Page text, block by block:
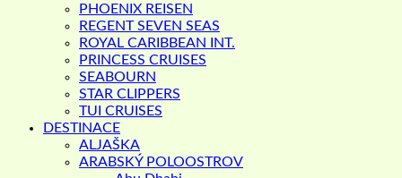
PHOENIX REISEN
REGENT SEVEN SEAS
ROYAL CARIBBEAN INT.
PRINCESS CRUISES
SEABOURN
STAR CLIPPERS
TUI CRUISES
DESTINACE
ALJAŠKA
ARABSKÝ POLOOSTROV